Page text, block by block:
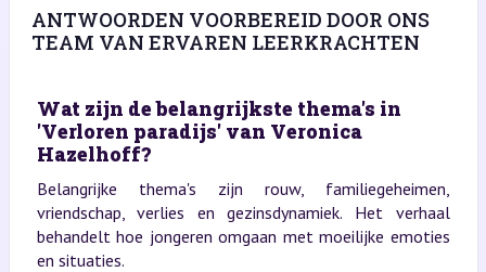
ANTWOORDEN VOORBEREID DOOR ONS
TEAM VAN ERVAREN LEERKRACHTEN
Wat zijn de belangrijkste thema's in
'Verloren paradijs' van Veronica
Hazelhoff?
Belangrijke thema's zijn rouw, familiegeheimen,
vriendschap, verlies en gezinsdynamiek. Het verhaal
behandelt hoe jongeren omgaan met moeilijke emoties
en situaties.